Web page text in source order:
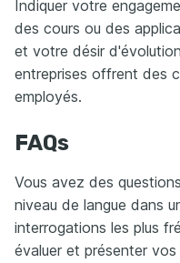
Indiquer votre
des cours ou des
et votre désir
entreprises offrent des
employés.
FAQs
Vous avez des
niveau de langue dans
interrogations les plus
évaluer et présenter